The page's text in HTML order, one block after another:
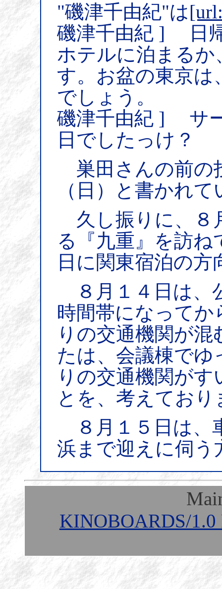
"磯津千由紀"は
磯津千由紀 ] 日
ホテルに泊まる
す。お盆の東京
でしょう。
磯津千由紀 ] サ
日でしたっけ？
巣田さんの前の
（日）と書かれ
久し振りに、８
る『九重』を訪
日に関東宿泊の
８月１４日は、
時間帯になってか
りの交通機関が
たは、会議棟で
りの交通機関が
とを、考えており
８月１５日は、
浜まで迎えに伺う
KINOBOARDS/1.0